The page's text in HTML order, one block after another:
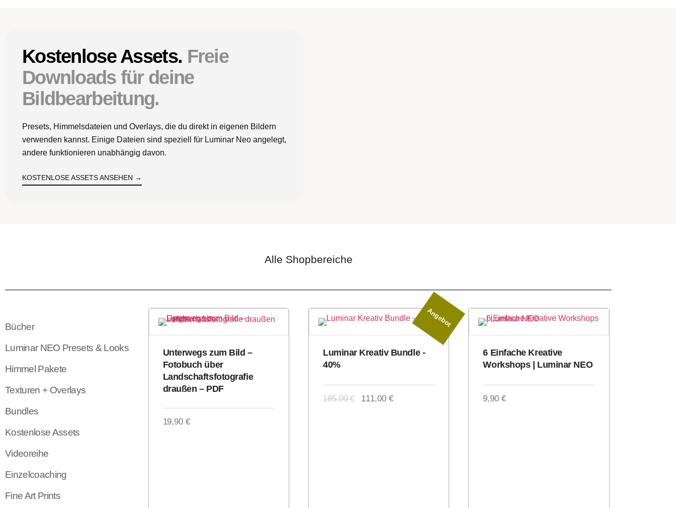
Kostenlose Assets. Freie
Downloads für deine
Bildbearbeitung.
Presets, Himmelsdateien und Overlays, die du direkt in eigenen Bildern
verwenden kannst. Einige Dateien sind speziell für Luminar Neo angelegt,
andere funktionieren unabhängig davon.
KOSTENLOSE ASSETS ANSEHEN →
Alle Shopbereiche
Bücher
Luminar NEO Presets & Looks
Himmel Pakete
Texturen + Overlays
Bundles
Kostenlose Assets
Videoreihe
Einzelcoaching
Fine Art Prints
19,90€
Unterwegs zum Bild –
Fotobuch über
Landschaftsfotografie
draußen – PDF
Angebot
185,00€ 111,00 €
Luminar Kreativ Bundle -
40%
9,90 €
6 Einfache Kreative
Workshops | Luminar NEO